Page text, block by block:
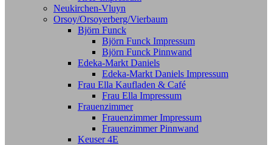
Neukirchen-Vluyn
Orsoy/Orsoyerberg/Vierbaum
Björn Funck
Björn Funck Impressum
Björn Funck Pinnwand
Edeka-Markt Daniels
Edeka-Markt Daniels Impressum
Frau Ella Kaufladen & Café
Frau Ella Impressum
Frauenzimmer
Frauenzimmer Impressum
Frauenzimmer Pinnwand
Keuser 4E